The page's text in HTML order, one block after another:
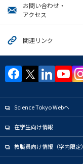
お問い合わせ・
アクセス
関連リンク
Science Tokyo Webヘ
在学生向け情報
教職員向け情報（学内限定）